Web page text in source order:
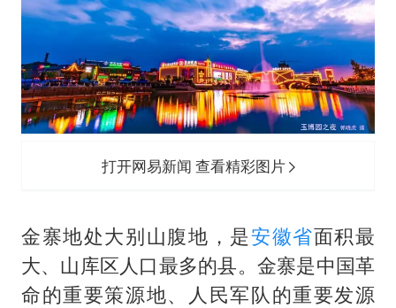
打开网易新闻 查看精彩图片
金寨地处大别山腹地，是安徽省面积最
大、山库区人口最多的县。金寨是中国革
命的重要策源地、人民军队的重要发源